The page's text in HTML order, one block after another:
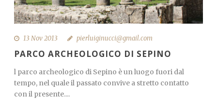
13 Nov 2013 pierluiginucci@gmail.com
PARCO ARCHEOLOGICO DI SEPINO
l parco archeologico di Sepino è un luogo fuori dal
tempo, nel quale il passato convive a stretto contatto
con il presente....